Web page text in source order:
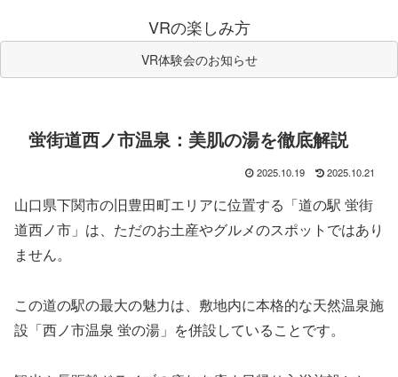
VRの楽しみ方
VR体験会のお知らせ
蛍街道西ノ市温泉：美肌の湯を徹底解説
2025.10.19 2025.10.21
山口県下関市の旧豊田町エリアに位置する「道の駅 蛍街
道西ノ市」は、ただのお土産やグルメのスポットではあり
ません。
この道の駅の最大の魅力は、敷地内に本格的な天然温泉施
設「西ノ市温泉 蛍の湯」を併設していることです。